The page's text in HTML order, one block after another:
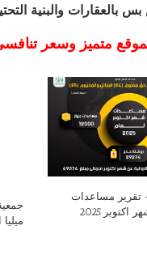
والبنية
وسعر تنافسي
تقرير مساعدات
اكتوبر 2025